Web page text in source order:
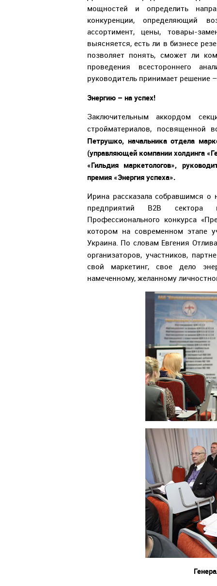
мощностей и определить
конкуренции, определяющий
ассортимент, цены, товары-
выясняется, есть ли в бизнесе
позволяет понять, сможет ли
проведения всестороннего
руководитель принимает решение
Энергию – на успех!
Заключительным аккордом
стройматериалов, посвященной
Петрушко, начальника отдела
(управляющей компании холдинга
«Гильдия маркетологов»,
премия «Энергия успеха».
Ирина рассказала собравшимся о
предприятий В2В сектора
Профессионального конкурса
котором на современном этапе
Украина. По словам Евгения
организаторов, участников,
свой маркетинг, свое дело
намеченному, желанному